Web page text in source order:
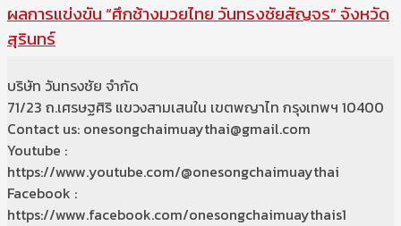
ผลการแข่งขัน “ศึกช้างมวยไทย วันทรงชัยสัญจร” จังหวัด
สุรินทร์
บริษัท วันทรงชัย จำกัด
71/23 ถ.เศรษฐศิริ แขวงสามเสนใน เขตพญาไท กรุงเทพฯ 10400
Contact us: onesongchaimuaythai@gmail.com
Youtube :
https://www.youtube.com/@onesongchaimuaythai
Facebook :
https://www.facebook.com/onesongchaimuaythais1